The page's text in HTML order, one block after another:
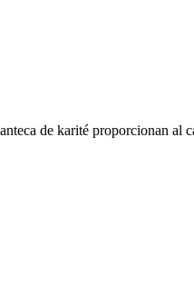
de karité proporcionan al